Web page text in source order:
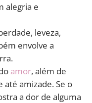
alegria e
leveza,
envolve a
amor, além de
até amizade. Se o
a dor de alguma